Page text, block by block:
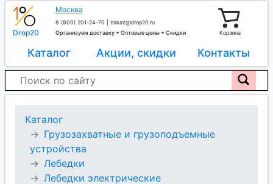
Drop20
Москва
8 (800) 201-24-70
zakaz@drop20.ru
Организуем доставку + Оптовые цены + Скидки
Корзина
Каталог Акции, скидки Контакты
Каталог
Грузозахватные и грузоподъемные
устройства
Лебедки
Лебедки электрические